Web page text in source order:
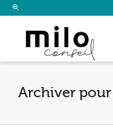
I'm looking
Show me
Archiver